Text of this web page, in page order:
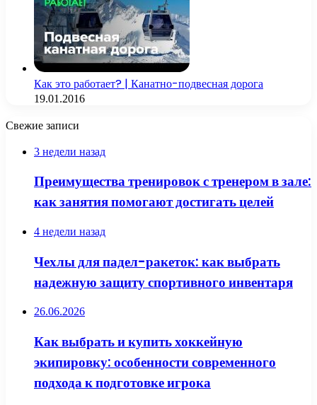
Как это работает? | Канатно-подвесная дорога
19.01.2016
Свежие записи
3 недели назад
Преимущества тренировок с тренером в зале:
как занятия помогают достигать целей
4 недели назад
Чехлы для падел-ракеток: как выбрать
надежную защиту спортивного инвентаря
26.06.2026
Как выбрать и купить хоккейную
экипировку: особенности современного
подхода к подготовке игрока